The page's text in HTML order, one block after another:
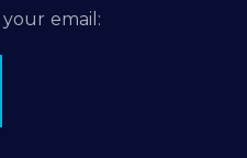
email: